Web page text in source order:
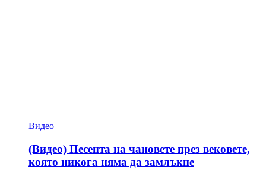
Видео
(Видео) Песента на чановете през вековете,
която никога няма да замлъкне